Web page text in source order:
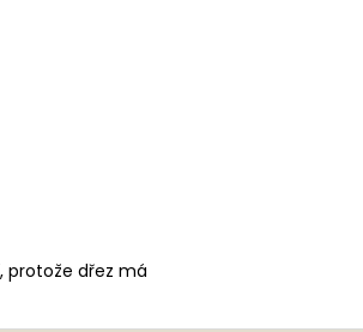
protože dřez má